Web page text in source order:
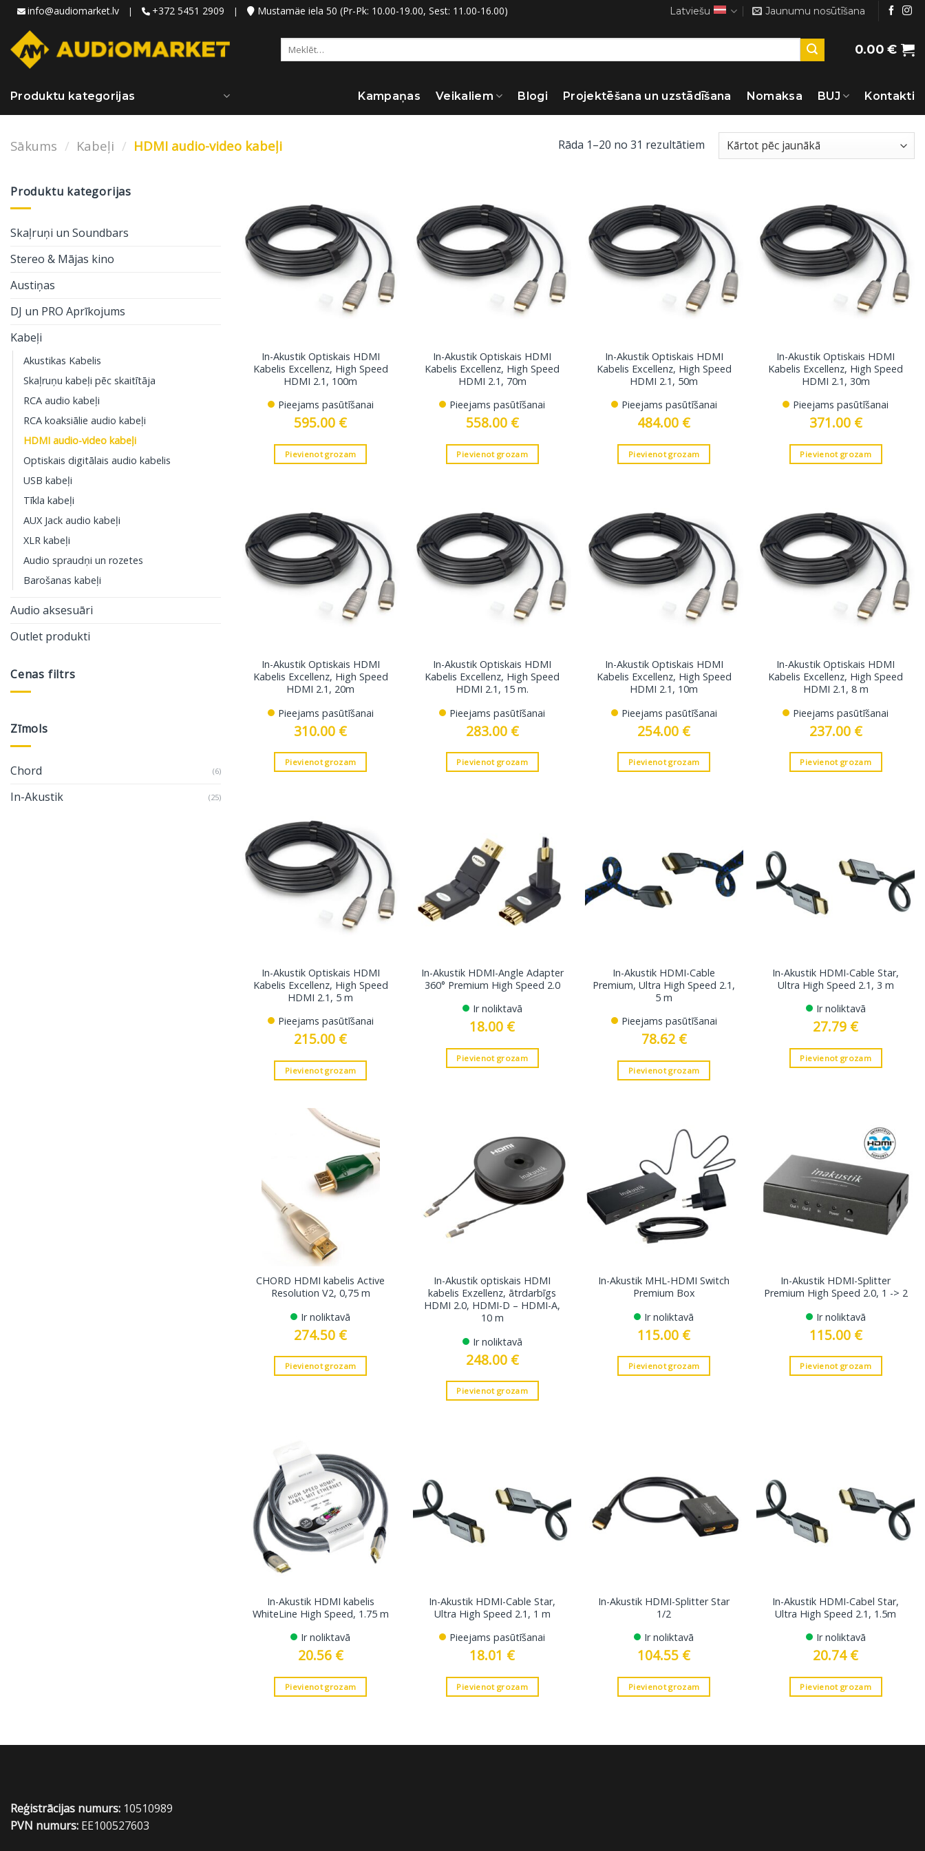
Skip
content
info@audiomarket.lv | +372 5451 2909 | Mustamäe iela 50 (Pr-Pk: 10.00-19.00, Sest: 11.00-16.00) Latviešu Jaunumu nosūtīšana
Meklēt: 0.00€
Produktu kategorijas Kampaņas Veikaliem Blogi Projektēšana un uzstādīšana Nomaksa BUJ Kontakti
Sākums / Kabeļi / HDMI audio-video kabeļi Rāda 1–20 no 31 rezultātiemSorted
Produktu kategorijas
Skaļruņi un Soundbars
Stereo & Mājas kino
Austiņas
DJ un PRO Aprīkojums
Kabeļi
Akustikas Kabelis
Skaļruņu kabeļi pēc skaitītāja
RCA audio kabeļi
RCA koaksiālie audio kabeļi
HDMI audio-video kabeļi
Optiskais digitālais audio kabelis
USB kabeļi
Tīkla kabeļi
AUX Jack audio kabeļi
XLR kabeļi
Audio spraudņi un rozetes
Barošanas kabeļi
Audio aksesuāri
Outlet produkti
Cenas filtrs
Zīmols
Chord (6)
In-Akustik (25)
In-Akustik Optiskais HDMI
Kabelis Excellenz, High Speed
HDMI 2.1, 100m
Pieejams pasūtīšanai
595.00 €
Pievienot grozam
In-Akustik Optiskais HDMI
Kabelis Excellenz, High Speed
HDMI 2.1, 70m
Pieejams pasūtīšanai
558.00 €
Pievienot grozam
In-Akustik Optiskais HDMI
Kabelis Excellenz, High Speed
HDMI 2.1, 50m
Pieejams pasūtīšanai
484.00 €
Pievienot grozam
In-Akustik Optiskais HDMI
Kabelis Excellenz, High Speed
HDMI 2.1, 30m
Pieejams pasūtīšanai
371.00 €
Pievienot grozam
In-Akustik Optiskais HDMI
Kabelis Excellenz, High Speed
HDMI 2.1, 20m
Pieejams pasūtīšanai
310.00 €
Pievienot grozam
In-Akustik Optiskais HDMI
Kabelis Excellenz, High Speed
HDMI 2.1, 15 m.
Pieejams pasūtīšanai
283.00 €
Pievienot grozam
In-Akustik Optiskais HDMI
Kabelis Excellenz, High Speed
HDMI 2.1, 10m
Pieejams pasūtīšanai
254.00 €
Pievienot grozam
In-Akustik Optiskais HDMI
Kabelis Excellenz, High Speed
HDMI 2.1, 8 m
Pieejams pasūtīšanai
237.00 €
Pievienot grozam
In-Akustik Optiskais HDMI
Kabelis Excellenz, High Speed
HDMI 2.1, 5 m
Pieejams pasūtīšanai
215.00 €
Pievienot grozam
In-Akustik HDMI-Angle Adapter
360° Premium High Speed ​​2.0
Ir noliktavā
18.00 €
Pievienot grozam
In-Akustik HDMI-Cable
Premium, Ultra High Speed ​​2.1,
5 m
Pieejams pasūtīšanai
78.62 €
Pievienot grozam
In-Akustik HDMI-Cable Star,
Ultra High Speed 2.1, 3 m
Ir noliktavā
27.79 €
Pievienot grozam
CHORD HDMI kabelis Active
Resolution V2, 0,75 m
Ir noliktavā
274.50 €
Pievienot grozam
In-Akustik optiskais HDMI
kabelis Exzellenz, ātrdarbīgs
HDMI 2.0, HDMI-D – HDMI-A,
10 m
Ir noliktavā
248.00 €
Pievienot grozam
In-Akustik MHL-HDMI Switch
Premium Box
Ir noliktavā
115.00 €
Pievienot grozam
In-Akustik HDMI-Splitter
Premium High Speed ​​2.0, 1 -> 2
Ir noliktavā
115.00 €
Pievienot grozam
In-Akustik HDMI kabelis
WhiteLine High Speed, 1.75 m
Ir noliktavā
20.56 €
Pievienot grozam
In-Akustik HDMI-Cable Star,
Ultra High Speed 2.1, 1 m
Pieejams pasūtīšanai
18.01 €
Pievienot grozam
In-Akustik HDMI-Splitter Star
1/2
Ir noliktavā
104.55 €
Pievienot grozam
In-Akustik HDMI-Cabel Star,
Ultra High Speed 2.1, 1.5m
Ir noliktavā
20.74€
Pievienot grozam
Reģistrācijas numurs: 10510989
PVN numurs: EE100527603